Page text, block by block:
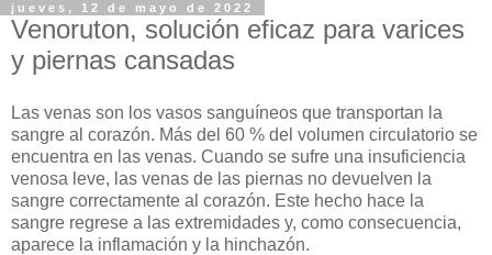
jueves, 12 de mayo de 2022
Venoruton, solución eficaz para varices
y piernas cansadas
Las venas son los vasos sanguíneos que transportan la
sangre al corazón. Más del 60 % del volumen circulatorio se
encuentra en las venas. Cuando se sufre una insuficiencia
venosa leve, las venas de las piernas no devuelven la
sangre correctamente al corazón. Este hecho hace la
sangre regrese a las extremidades y, como consecuencia,
aparece la inflamación y la hinchazón.